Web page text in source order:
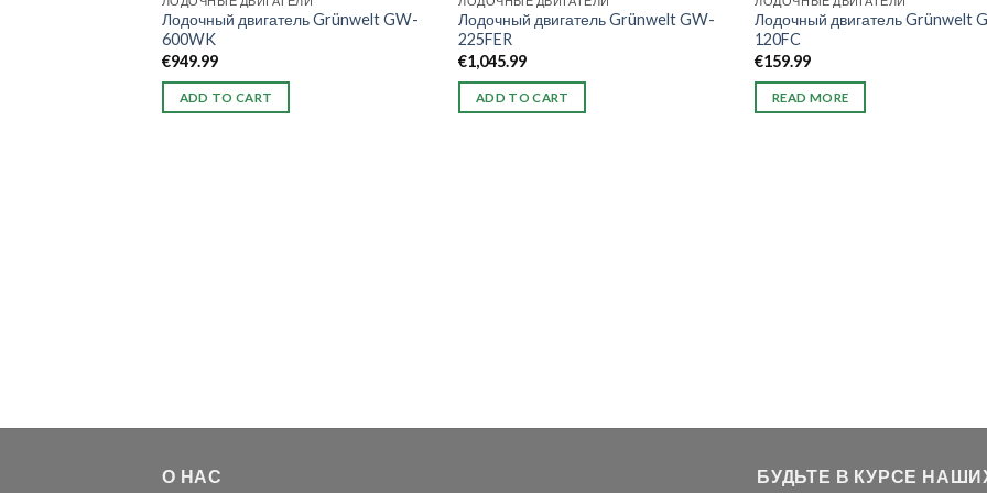
Лодочный двигатель Grünwelt GW-
600WK
€949.99
ADD TO CART
Лодочный двигатель Grünwelt GW-
225FER
€1,045.99
ADD TO CART
Лодочный двигатель Grünwelt
120FC
€159.99
READ MORE
О НАС БУДЬТЕ В КУРСЕ